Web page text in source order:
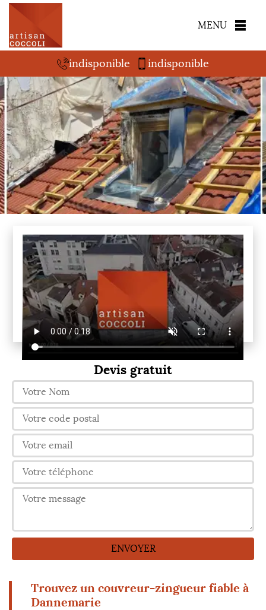
MENU
indisponible indisponible
Devis gratuit
Trouvez un couvreur-zingueur fiable à
Dannemarie